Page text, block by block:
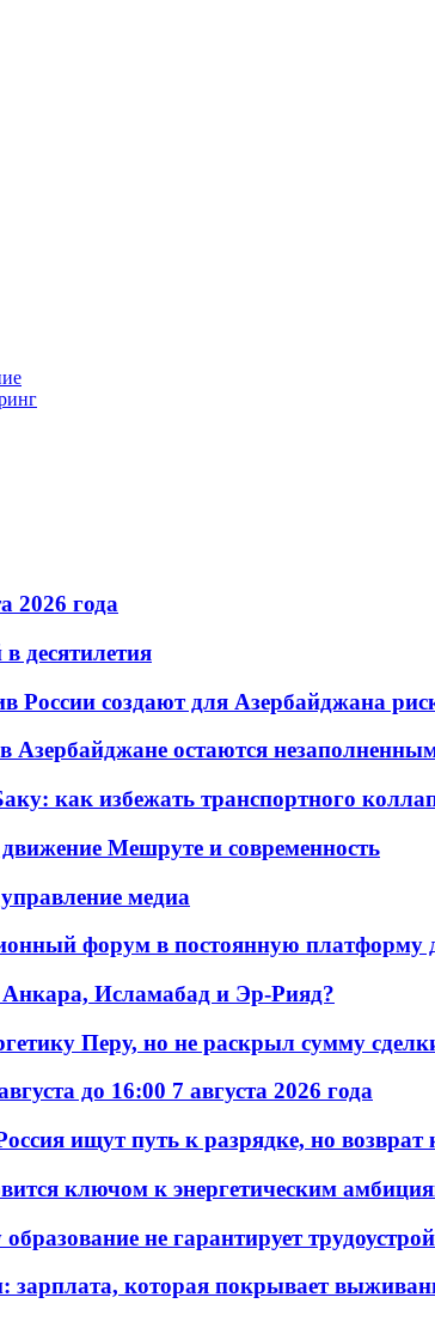
2026 года
десятилетия
создают для Азербайджана
Азербайджане остаются
как избежать транспортного
Мешруте и современность
медиа
форум в постоянную платформу
Исламабад и Эр-Рияд?
Перу, но не раскрыл сумму
до 16:00 7 августа 2026 года
ищут путь к разрядке, но возврат
ключом к энергетическим
не гарантирует
которая покрывает